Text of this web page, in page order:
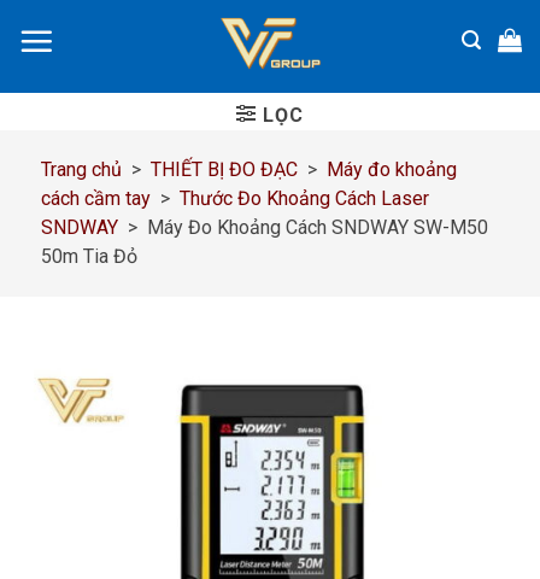
đến
dung
LỌC
Trang chủ > THIẾT BỊ ĐO ĐẠC > Máy đo khoảng
cách cầm tay > Thước Đo Khoảng Cách Laser
SNDWAY > Máy Đo Khoảng Cách SNDWAY SW-M50
50m Tia Đỏ